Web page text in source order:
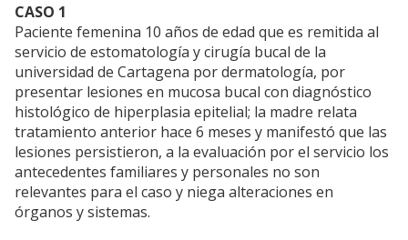
CASO 1
Paciente femenina 10 años de edad que es remitida al
servicio de estomatología y cirugía bucal de la
universidad de Cartagena por dermatología, por
presentar lesiones en mucosa bucal con diagnóstico
histológico de hiperplasia epitelial; la madre relata
tratamiento anterior hace 6 meses y manifestó que las
lesiones persistieron, a la evaluación por el servicio los
antecedentes familiares y personales no son
relevantes para el caso y niega alteraciones en
órganos y sistemas.